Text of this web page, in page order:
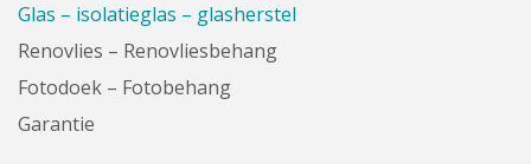
Glas – isolatieglas – glasherstel
Renovlies – Renovliesbehang
Fotodoek – Fotobehang
Garantie